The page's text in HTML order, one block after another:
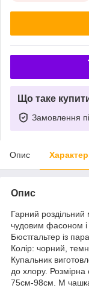
Що таке
Замовлення
Опис
Опис
Гарний
чудовим фасоном
Бюстгальтер із
Колір: чорний,
Купальник
до хлору.
75см-98см. M